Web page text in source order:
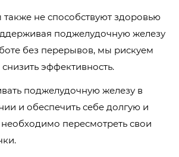
также не способствуют здоровью
поджелудочную железу
без перерывов, мы рискуем
эффективность.
поджелудочную железу в
и обеспечить себе долгую и
пересмотреть свои